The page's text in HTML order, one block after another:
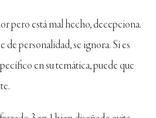
pero está mal hecho, decepciona.
de personalidad, se ignora. Si es
en su temática, puede que